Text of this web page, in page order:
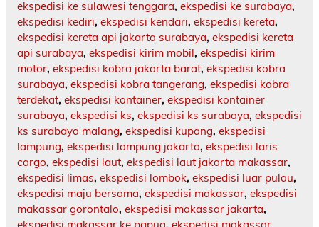
ekspedisi ke sulawesi tenggara, ekspedisi ke surabaya,
ekspedisi kediri, ekspedisi kendari, ekspedisi kereta,
ekspedisi kereta api jakarta surabaya, ekspedisi kereta
api surabaya, ekspedisi kirim mobil, ekspedisi kirim
motor, ekspedisi kobra jakarta barat, ekspedisi kobra
surabaya, ekspedisi kobra tangerang, ekspedisi kobra
terdekat, ekspedisi kontainer, ekspedisi kontainer
surabaya, ekspedisi ks, ekspedisi ks surabaya, ekspedisi
ks surabaya malang, ekspedisi kupang, ekspedisi
lampung, ekspedisi lampung jakarta, ekspedisi laris
cargo, ekspedisi laut, ekspedisi laut jakarta makassar,
ekspedisi limas, ekspedisi lombok, ekspedisi luar pulau,
ekspedisi maju bersama, ekspedisi makassar, ekspedisi
makassar gorontalo, ekspedisi makassar jakarta,